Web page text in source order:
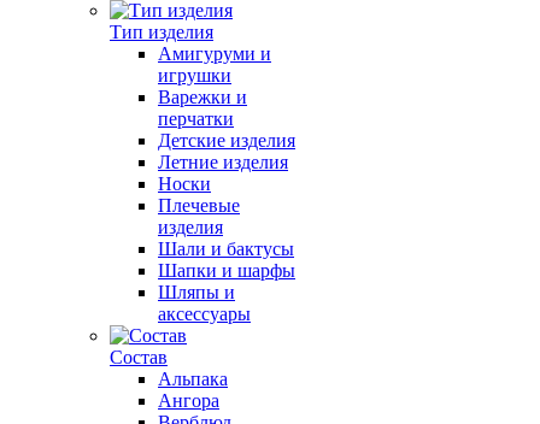
Тип изделия
Амигуруми и
игрушки
Варежки и
перчатки
Детские изделия
Летние изделия
Носки
Плечевые
изделия
Шали и бактусы
Шапки и шарфы
Шляпы и
аксессуары
Состав
Альпака
Ангора